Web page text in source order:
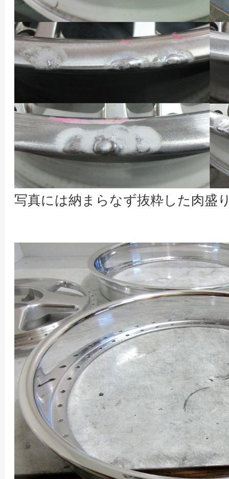
写真には納まらなず抜粋した肉盛